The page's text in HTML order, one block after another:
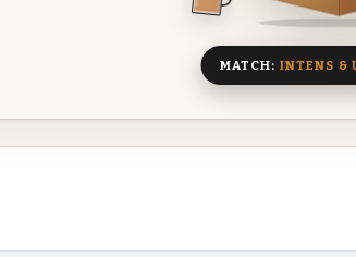
MATCH: INTENS &